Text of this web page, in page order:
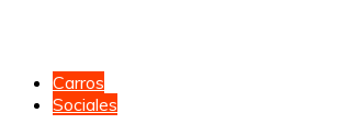
Carros
Sociales